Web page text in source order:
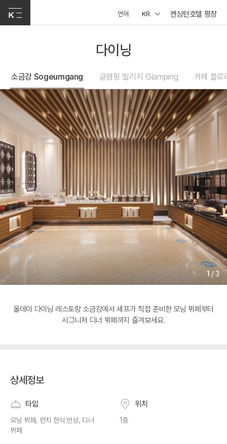
언어 KR 켄싱턴호텔 평창
다이닝
소금강 Sogeumgang 글램핑 빌리지 Glamping 카페 플
1 /3
올데이 다이닝 레스토랑 소금강에서 셰프가 직접 준비한 모닝 뷔페부터
시그니처 디너 뷔페까지 즐겨보세요.
상세정보
타입
모닝 뷔페, 런치 한식 반상, 디너
뷔페
위치
1층